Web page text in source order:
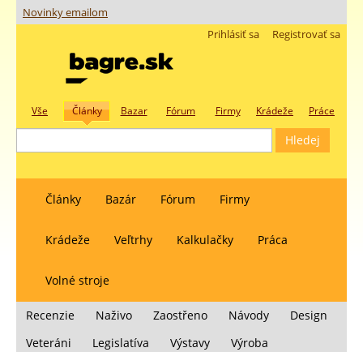
Novinky emailom
Registrovať sa
Prihlásiť sa
Vše Články Bazar Fórum Firmy Krádeže Práce
Články Bazár Fórum Firmy
Krádeže Veľtrhy Kalkulačky Práca
Volné stroje
Recenzie Naživo Zaostřeno Návody
Design
Veteráni
Legislatíva Výstavy
Výroba